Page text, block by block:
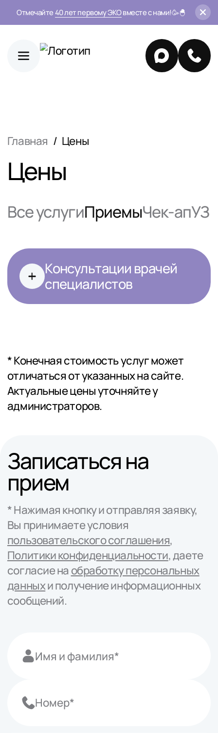
Отмечайте 40 лет первому ЭКОвместе с нами!🥳🐣
Главная Цены
Цены
Все услугиПриемыЧек-ап
Консультации врачей
специалистов
* Конечная стоимость услуг может
отличаться от указанных на сайте.
Актуальные цены уточняйте у
администраторов.
Записаться на
прием
* Нажимая кнопку и отправляя заявку,
Вы принимаете условия
пользовательского соглашения,
Политики конфиденциальности, даете
согласие наобработку персональных
данныхи получение информационных
сообщений.